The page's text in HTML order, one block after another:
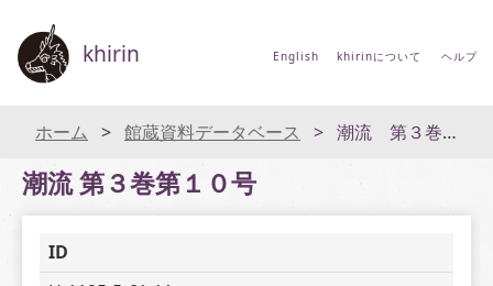
khirin English khirinについて ヘルプ
ホーム 館蔵資料データベース 潮流 第３巻第１０号
潮流 第３巻第１０号
ID